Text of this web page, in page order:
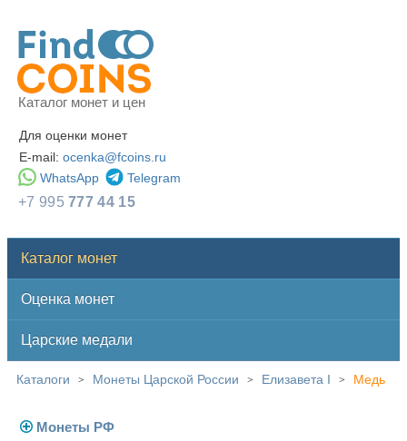
Каталог монет и цен
Для оценки монет
E-mail: ocenka@fcoins.ru
WhatsApp
Telegram
+7 995777 44 15
Каталог монет
Оценка монет
Царские медали
Каталоги > Монеты Царской России > Елизавета I > Медь
Монеты РФ